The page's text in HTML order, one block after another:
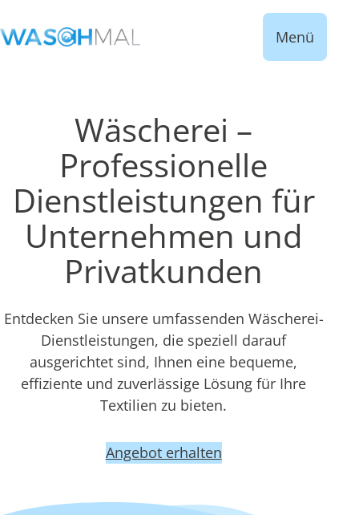
Menü
Wäscherei –
Professionelle
Dienstleistungen für
Unternehmen und
Privatkunden
Entdecken Sie unsere umfassenden Wäscherei-
Dienstleistungen, die speziell darauf
ausgerichtet sind, Ihnen eine bequeme,
effiziente und zuverlässige Lösung für Ihre
Textilien zu bieten.
Angebot erhalten